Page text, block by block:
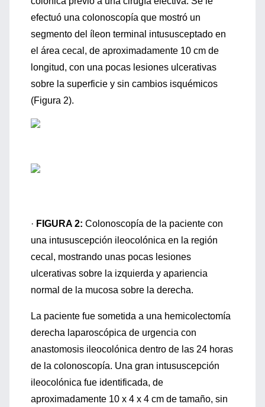
efectuó una colonoscopía que mostró un
segmento del íleon terminal intususceptado en
el área cecal, de aproximadamente 10 cm de
longitud, con una pocas lesiones ulcerativas
sobre la superficie y sin cambios isquémicos
(Figura 2).
· FIGURA 2: Colonoscopía de la paciente con
una intususcepción ileocolónica en la región
cecal, mostrando unas pocas lesiones
ulcerativas sobre la izquierda y apariencia
normal de la mucosa sobre la derecha.
La paciente fue sometida a una hemicolectomía
derecha laparoscópica de urgencia con
anastomosis ileocolónica dentro de las 24 horas
de la colonoscopía. Una gran intususcepción
ileocolónica fue identificada, de
aproximadamente 10 x 4 x 4 cm de tamaño, sin